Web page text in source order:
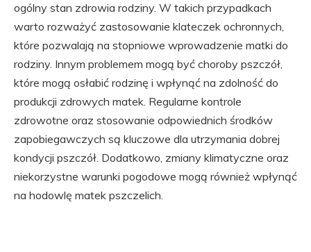
ogólny stan zdrowia rodziny. W takich przypadkach
warto rozważyć zastosowanie klateczek ochronnych,
które pozwalają na stopniowe wprowadzenie matki do
rodziny. Innym problemem mogą być choroby pszczół,
które mogą osłabić rodzinę i wpłynąć na zdolność do
produkcji zdrowych matek. Regularne kontrole
zdrowotne oraz stosowanie odpowiednich środków
zapobiegawczych są kluczowe dla utrzymania dobrej
kondycji pszczół. Dodatkowo, zmiany klimatyczne oraz
niekorzystne warunki pogodowe mogą również wpłynąć
na hodowlę matek pszczelich.